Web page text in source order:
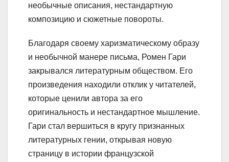
необычные описания, нестандартную
композицию и сюжетные повороты.
Благодаря своему харизматическому образу
и необычной манере письма, Ромен Гари
закрывался литературным обществом. Его
произведения находили отклик у читателей,
которые ценили автора за его
оригинальность и нестандартное мышление.
Гари стал вершиться в кругу признанных
литературных гении, открывая новую
страницу в истории французской